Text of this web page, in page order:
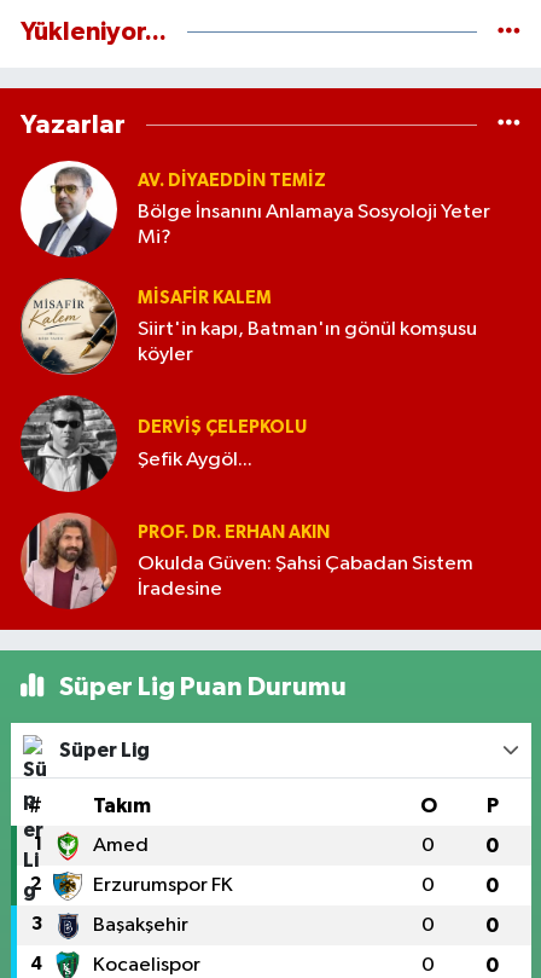
Yükleniyor...
Yazarlar
AV. DIYAEDDIN TEMIZ
Bölge İnsanını Anlamaya Sosyoloji Yeter
Mi?
MISAFIR KALEM
Siirt'in kapı, Batman'ın gönül komşusu
köyler
DERVIŞ ÇELEPKOLU
Şefik Aygöl...
PROF. DR. ERHAN AKIN
Okulda Güven: Şahsi Çabadan Sistem
İradesine
Süper Lig Puan Durumu
Süper Lig
# Takım O P
1 Amed 0 0
2 Erzurumspor FK 0 0
3 Başakşehir 0 0
4 Kocaelispor 0 0